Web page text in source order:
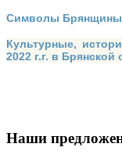
Символы Брянщины,
Культурные,
2022 г.г. в Брянской
Наши